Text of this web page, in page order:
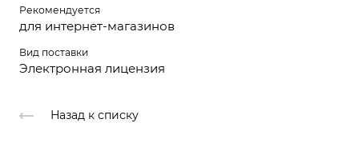
Рекомендуется
для интернет-магазинов
Вид поставки
Электронная лицензия
Назад к списку